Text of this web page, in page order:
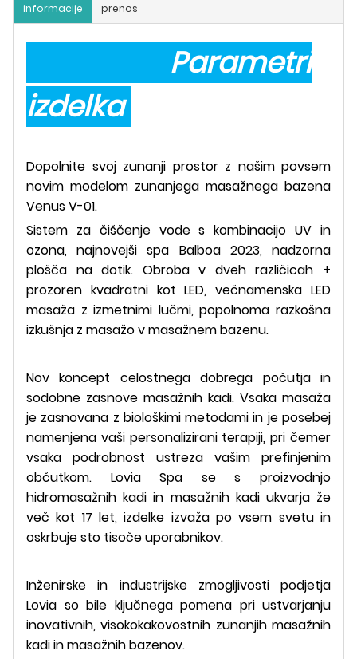
informacije prenos
Parametri
izdelka
Dopolnite svoj zunanji prostor z našim povsem
novim modelom zunanjega masažnega bazena
Venus V-01.
Sistem za čiščenje vode s kombinacijo UV in
ozona, najnovejši spa Balboa 2023, nadzorna
plošča na dotik. Obroba v dveh različicah +
prozoren kvadratni kot LED, večnamenska LED
masaža z izmetnimi lučmi, popolnoma razkošna
izkušnja z masažo v masažnem bazenu.
Nov koncept celostnega dobrega počutja in
sodobne zasnove masažnih kadi. Vsaka masaža
je zasnovana z biološkimi metodami in je posebej
namenjena vaši personalizirani terapiji, pri čemer
vsaka podrobnost ustreza vašim prefinjenim
občutkom. Lovia Spa se s proizvodnjo
hidromasažnih kadi in masažnih kadi ukvarja že
več kot 17 let, izdelke izvaža po vsem svetu in
oskrbuje sto tisoče uporabnikov.
Inženirske in industrijske zmogljivosti podjetja
Lovia so bile ključnega pomena pri ustvarjanju
inovativnih, visokokakovostnih zunanjih masažnih
kadi in masažnih bazenov.